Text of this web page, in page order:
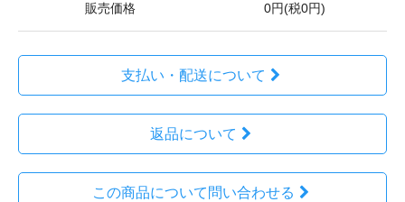
販売価格 0円(税0円)
支払い・配送について
返品について
この商品について問い合わせる